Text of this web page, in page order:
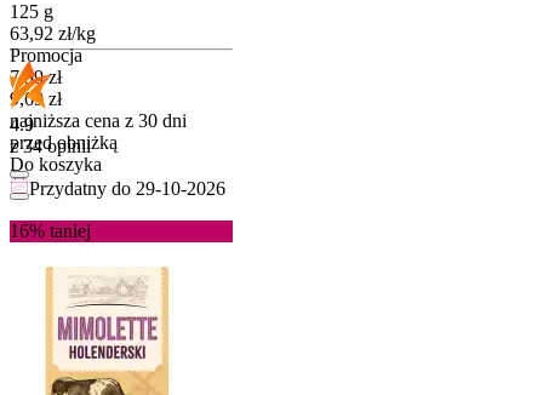
125 g
63,92 zł/kg
Promocja
Cena promocyjna
7,99 zł
9,69 zł
najniższa cena z 30 dni
przed obniżką
Do koszyka
Przydatny do 29-10-2026
4.9
z 34 opinii
16% taniej